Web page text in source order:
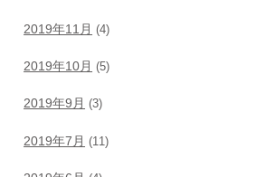
2019年11月 (4)
2019年10月 (5)
2019年9月 (3)
2019年7月 (11)